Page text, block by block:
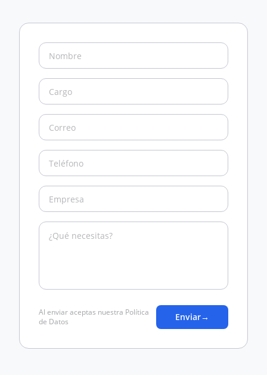
Al enviar aceptas nuestra Política
de Datos
Enviar→